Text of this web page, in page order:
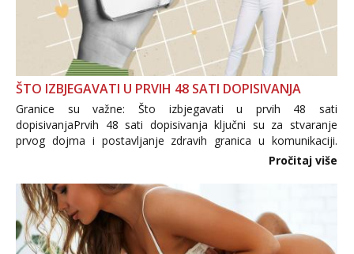
ŠTO IZBJEGAVATI U PRVIH 48 SATI DOPISIVANJA
Granice su važne: Što izbjegavati u prvih 48 sati
dopisivanjaPrvih 48 sati dopisivanja ključni su za stvaranje
prvog dojma i postavljanje zdravih granica u komunikaciji.
Važno je izbjeći prebrzo otkrivanje osobnih ili intimnih
informacija, jer nepoznata osoba još nije zaslužila to
povjerenje. Takođe...
Pročitaj više